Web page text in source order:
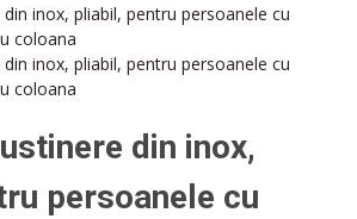
din inox,
persoanele cu